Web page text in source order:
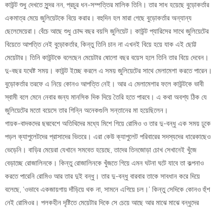
কাউন্ট শুধু দেখতে সুন্দর নন, প্রচুর ধন-সম্পত্তির মালিক তিনি। তার সাধ হয়েছে বুড়োকর্তার
একমাত্র মেয়ে জুলিয়েটকে বিয়ে করার। বহুদিন হল মারা গেছে বুড়োকর্তার অন্যান্য
ছেলেমেয়েরা। বেঁচে আছে শুধু চোদ্দ বছর বয়সি জুলিয়েট। কাউন্ট প্যারিসের সাথে জুলিয়েটের
বিয়েতে আপত্তি নেই বুড়োকর্তার, কিন্তু তিনি চান না এখনই বিয়ে হয়ে যাক এই ছোট্ট
মেয়েটার। তিনি কাউন্টকে বলেছেন মেয়েটার ষোলো বছর বয়েস হলে তিনি তার বিয়ে দেবেন।
দু-বছর যথেষ্ট সময়। কাউন্ট ইচ্ছে করলে এ সময় জুলিয়েটের সাথে মেলামেশা করতে পারেন।
বুড়োকর্তার তরফে এ নিয়ে কোনও আপত্তি নেই। আর এ মেলামেশার ফলে কাউন্টকে ভাবী
স্বামী বলে মেনে নেবার জন্য মানসিক দিক দিয়ে তৈরি হতে পারবে। এ কথা অবশ্য ঠিক যে
জুলিয়েটের মতো বয়েসে তার গিন্নি অনেকগুলি সন্তানের মা হয়েছিলেন।
গায়ক-বাদকদের ছদ্মবেশে অতিথিদের মধ্যে মিশে গিয়ে রোমিও ও তার দু-বন্ধু এক সময় ঢুকে
পড়ল ক্যাপুলেটদের প্রাসাদের ভিতরে। এরা কেউ ক্যাপুলেট পরিবারের সদস্যদের ধারেকাছেও
ভেড়েনি। বাড়ির মেয়েরা যেখানে সমবেত হয়েছে, তাদের তিনজোড়া চোখ সেখানেই খুঁজে
বেড়াচ্ছে রোজালিনকে। কিন্তু রোজালিনকে খুঁজতে গিয়ে এমন ঘটনা ঘটে যাবে তা কল্পনাও
করতে পারেনি রোমিও আর তার দুই বন্ধু। তার দু-বন্ধু বারবার তাকে সাবধান করে দিয়ে
বলেছে, ‘ওভাবে একজায়গায় দাঁড়িয়ে থক না, সামনে এগিয়ে চল।’ কিন্তু সেদিকে কোনও হুঁশ
নেই রোমিওর। পলকহীন দৃষ্টিতে মেয়েটার দিকে সে চেয়ে আছে আর মাঝে মাঝে বন্ধুদের